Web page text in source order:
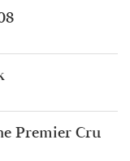
Premier Cru